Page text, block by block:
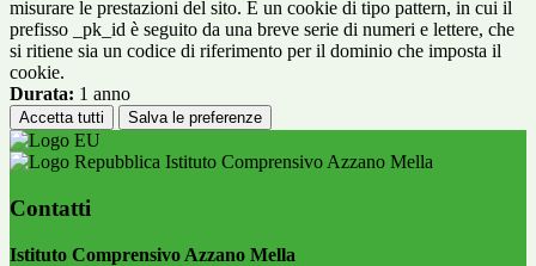
misurare le prestazioni del sito. È un cookie di tipo pattern, in cui il
prefisso _pk_id è seguito da una breve serie di numeri e lettere, che
si ritiene sia un codice di riferimento per il dominio che imposta il
cookie.
Durata: 1 anno
Accetta tutti Salva le preferenze
Istituto Comprensivo Azzano Mella
Contatti
Istituto Comprensivo Azzano Mella